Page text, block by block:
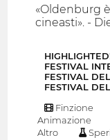
«Oldenburg
cineasti». -
FESTIVAL
FESTIVAL
FESTIVAL
Finzione
Animazione
Altro